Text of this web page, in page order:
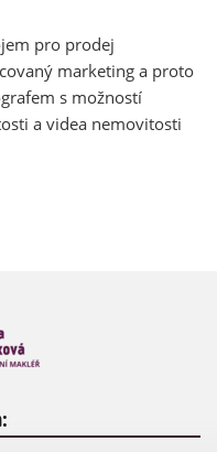
pro prodej
marketing a proto
s možností
a videa nemovitosti